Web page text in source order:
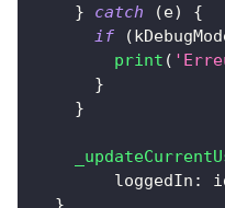
}
catch (e)
{
if
(
print (
}
}
        loggedIn
: